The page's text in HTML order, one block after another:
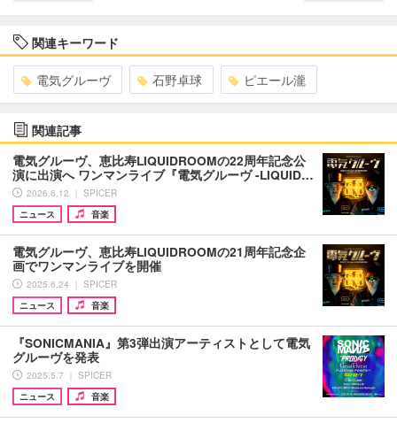
関連キーワード
電気グルーヴ 石野卓球 ピエール瀧
関連記事
電気グルーヴ、恵比寿LIQUIDROOMの22周年記念公
演に出演へ ワンマンライブ『電気グルーヴ -LIQUID…
2026.6.12 ｜ SPICER
ニュース
音楽
電気グルーヴ、恵比寿LIQUIDROOMの21周年記念企
画でワンマンライブを開催
2025.6.24 ｜ SPICER
ニュース
音楽
『SONICMANIA』第3弾出演アーティストとして電気
グルーヴを発表
2025.5.7 ｜ SPICER
ニュース
音楽